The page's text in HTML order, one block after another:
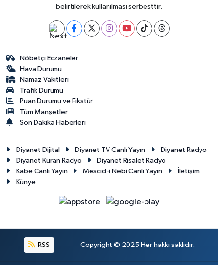
belirtilerek kullanılması serbesttir.
Nöbetçi Eczaneler
Hava Durumu
Namaz Vakitleri
Trafik Durumu
Puan Durumu ve Fikstür
Tüm Manşetler
Son Dakika Haberleri
Diyanet Dijital Diyanet TV Canlı Yayın
Diyanet Radyo
Diyanet Kuran Radyo
Diyanet Risalet Radyo
Kabe Canlı Yayın
Mescid-i Nebi Canlı Yayın
İletişim
Künye
RSS Copyright © 2025 Her hakkı saklıdır.